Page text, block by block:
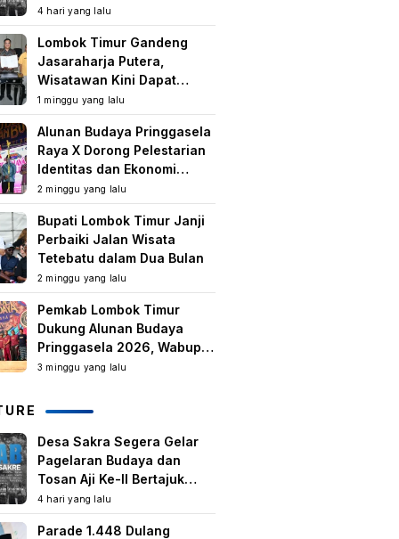
Samuhita Sakre
4 hari yang lalu
Lombok Timur Gandeng
Jasaraharja Putera,
Wisatawan Kini Dapat
Perlindungan Asuransi di
Destinasi Wisata
1 minggu yang lalu
Alunan Budaya Pringgasela
Raya X Dorong Pelestarian
Identitas dan Ekonomi
Masyarakat
2 minggu yang lalu
Bupati Lombok Timur Janji
Perbaiki Jalan Wisata
Tetebatu dalam Dua Bulan
2 minggu yang lalu
Pemkab Lombok Timur
Dukung Alunan Budaya
Pringgasela 2026, Wabup:
Kegiatan Berbasis
3 minggu yang lalu
Desa Sakra Segera Gelar
Pagelaran Budaya dan
Tosan Aji Ke-II Bertajuk
Samuhita Sakre
4 hari yang lalu
Parade 1.448 Dulang